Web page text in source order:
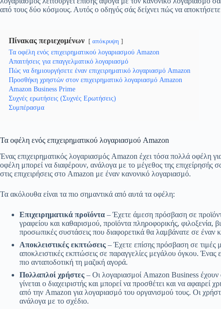
από τους δύο κόσμους. Αυτός ο οδηγός σάς δείχνει πώς να
Πίνακας περιεχομένων απόκρυψη
Τα οφέλη ενός επιχειρηματικού λογαριασμού Amazon
Απαιτήσεις για επαγγελματικό λογαριασμό
Πώς να δημιουργήσετε έναν επιχειρηματικό λογαριασμό Amazon
Προσθήκη χρηστών στον επιχειρηματικό λογαριασμό Amazon
Amazon Business Prime
Συχνές ερωτήσεις (Συχνές Ερωτήσεις)
Συμπέρασμα
Τα οφέλη ενός επιχειρηματικού λογαριασμού Amazon
Ένας επιχειρηματικός λογαριασμός Amazon έχει τόσα πολλά οφέλη για
οφέλη μπορεί να διαφέρουν, ανάλογα με το μέγεθος της επιχείρησής
στις επιχειρήσεις στο Amazon με έναν κανονικό λογαριασμό.
Τα ακόλουθα είναι τα πιο σημαντικά από αυτά τα οφέλη:
Επιχειρηματικά προϊόντα – Έχετε άμεση πρόσβαση σε
γραφείου και καθαρισμού, προϊόντα πληροφορικής, φιλοξενία,
προσωπικές συστάσεις που διαφορετικά θα λαμβάνατε σε έναν
Αποκλειστικές εκπτώσεις – Έχετε επίσης πρόσβαση σε τιμές
αποκλειστικές εκπτώσεις σε παραγγελίες μεγάλου όγκου. Ένας
πιο ανταποδοτική τη μαζική αγορά.
Πολλαπλοί χρήστες – Οι λογαριασμοί Amazon Business έχουν
γίνεται ο διαχειριστής και μπορεί να προσθέτει και να
από την Amazon για λογαριασμό του οργανισμού τους. Οι
ανάλογα με το σχέδιο.